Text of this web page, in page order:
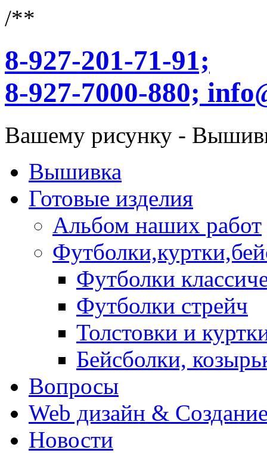
/**
8-927-201-71-91;
8-927-7000-880;
Вашему рисунку -
Вышивка
Готовые изделия
Альбом наших работ
Футболки
Футболки стрейч
Толстовки и
Бейсболки,
Вопросы
Web дизайн &
Новости